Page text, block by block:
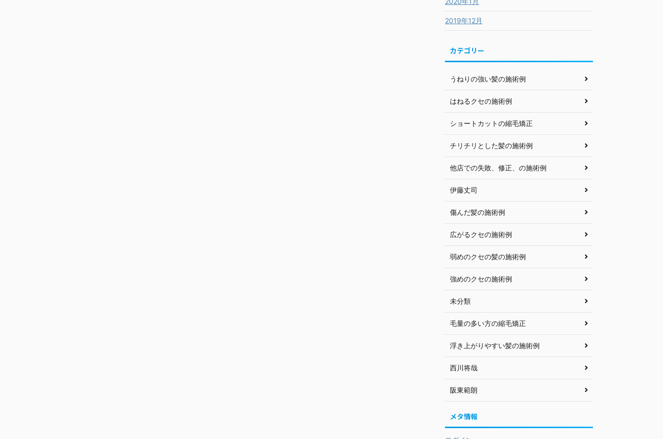
2019年12月
カテゴリー
うねりの強い髪の施術例
はねるクセの施術例
ショートカットの縮毛矯正
チリチリとした髪の施術例
他店での失敗、修正、の施術例
伊藤丈司
傷んだ髪の施術例
広がるクセの施術例
弱めのクセの髪の施術例
強めのクセの施術例
未分類
毛量の多い方の縮毛矯正
浮き上がりやすい髪の施術例
西川将哉
阪東範朗
メタ情報